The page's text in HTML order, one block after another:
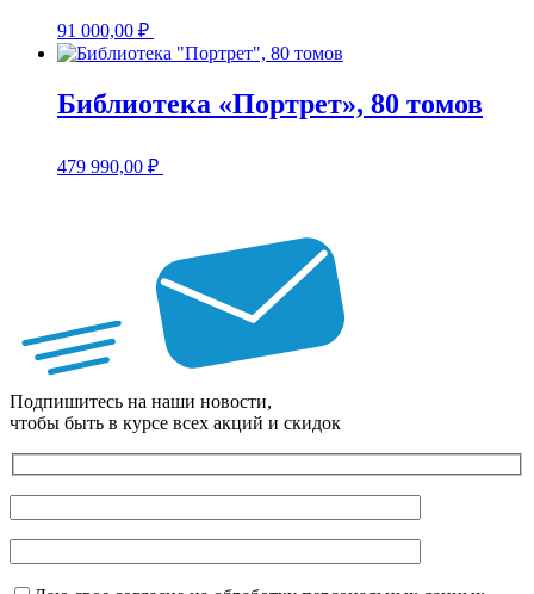
91 000,00 ₽
Библиотека «Портрет», 80 томов
479 990,00 ₽
Подпишитесь на наши новости,
чтобы быть в курсе всех акций и скидок